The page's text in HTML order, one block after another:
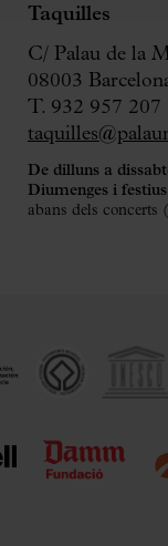
Taquilles
C/ Palau de la
08003
T. 932 957 207
De dilluns a
Diumenges i festius
abans dels concerts